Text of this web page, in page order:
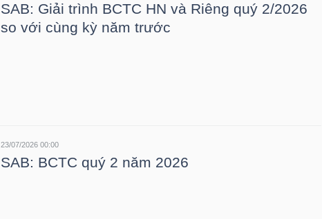
SAB: Giải trình BCTC HN và Riêng quý 2/2026
so với cùng kỳ năm trước
23/07/2026 00:00
SAB: BCTC quý 2 năm 2026